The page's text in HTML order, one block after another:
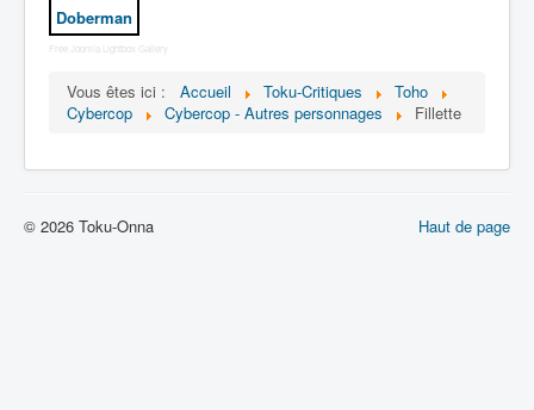
Série
Mechas
Épisodes
Doberman
Free Joomla Lightbox Gallery
Vous êtes ici : Accueil Toku-Critiques
Toho
Cybercop
Cybercop - Autres personnages Fillette
Haut de page
© 2026 Toku-Onna